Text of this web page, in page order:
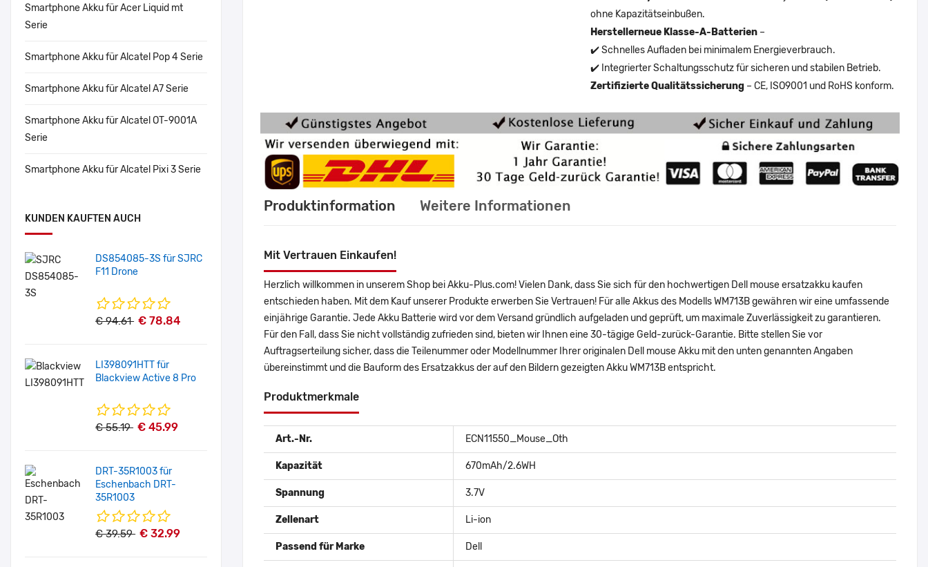
Smartphone Akku für Acer Liquid mt
Serie
Smartphone Akku für Alcatel Pop 4 Serie
Smartphone Akku für Alcatel A7 Serie
Smartphone Akku für Alcatel OT-9001A
Serie
Smartphone Akku für Alcatel Pixi 3 Serie
KUNDEN KAUFTEN AUCH
DS854085-3S für SJRC
F11 Drone
€ 94.61 € 78.84
LI398091HTT für
Blackview Active 8 Pro
€ 55.19 € 45.99
DRT-35R1003 für
Eschenbach DRT-
35R1003
€ 39.59 € 32.99
ohne Kapazitätseinbußen.
Herstellerneue Klasse-A-Batterien –
✔️ Schnelles Aufladen bei minimalem Energieverbrauch.
✔️ Integrierter Schaltungsschutz für sicheren und stabilen Betrieb.
Zertifizierte Qualitätssicherung – CE, ISO9001 und RoHS konform.
Produktinformation Weitere Informationen
Mit Vertrauen Einkaufen!
Herzlich willkommen in unserem Shop bei Akku-Plus.com! Vielen Dank, dass Sie sich für den hochwertigen Dell mouse ersatzakku kaufen
entschieden haben. Mit dem Kauf unserer Produkte erwerben Sie Vertrauen! Für alle Akkus des Modells WM713B gewähren wir eine umfassende
einjährige Garantie. Jede Akku Batterie wird vor dem Versand gründlich aufgeladen und geprüft, um maximale Zuverlässigkeit zu garantieren.
Für den Fall, dass Sie nicht vollständig zufrieden sind, bieten wir Ihnen eine 30-tägige Geld-zurück-Garantie. Bitte stellen Sie vor
Auftragserteilung sicher, dass die Teilenummer oder Modellnummer Ihrer originalen Dell mouse Akku mit den unten genannten Angaben
übereinstimmt und die Bauform des Ersatzakkus der auf den Bildern gezeigten Akku WM713B entspricht.
Produktmerkmale
Art.-Nr. ECN11550_Mouse_Oth
Kapazität 670mAh/2.6WH
Spannung 3.7V
Zellenart Li-ion
Passend für Marke Dell